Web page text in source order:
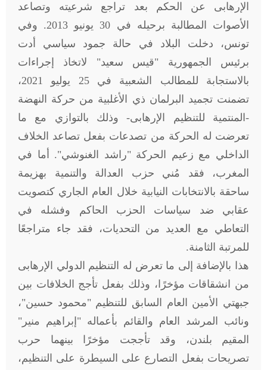
الإرهابى عن الحكم بعد تراجع شرعيته وتصاعد
الأصوات المطالبة برحيله في 30 يونيو 2013. وفي
تونس، دخلت البلاد في حالة جمود سياسي أدت
برئيس الجمهورية "قيس سعيد" لاتخاذ إجراءات
بالاستجابة للمطالب الشعبية في 25 يوليو 2021،
تضمنت تجميد البرلمان ذي الأغلبية من حركة النهضة
-المنتمية للتنظيم الإرهابى- وذلك بالتوازي مع ما
تعرضت له الحركة من تصدعات بفعل تصاعد الخلاف
الداخلي مع زعيم الحركة "راشد الغنوشي". أما في
المغرب، فقد مُني حزب العدالة والتنمية بهزيمة
ساحقة بالانتخابات النيابية خلال العام الجاري كتصويت
عقابي ضد سياسات الحزب الحاكم وفشله في
التعاطي مع العديد من التحديات، فقد جاء متراجعًا
للمرتبة الثامنة.
هذا بالإضافة إلى ما تعرض له التنظيم الدولي الإرهابى
من انشقاقات مؤخرًا، وذلك بفعل تأجج الخلافات بين
جبهتي الأمين العام السابق للتنظيم "محمود حسين"،
ونائب المرشد العام والقائم بأعماله "إبراهيم منير"
المقيم بلندن، وقد تأججت مؤخرًا بينهما حرب
تصريحات بفعل التصارع على السيطرة على التنظيم،